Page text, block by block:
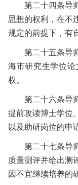
第二十四条导
思想的权利，在不
规定的前提下，有
第二十五条导
海市研究生学位
权。
第二十六条导
提前攻读博士学位
以及助研岗位的申
第二十七条导
质量测评并给出测
因不宜继续培养的